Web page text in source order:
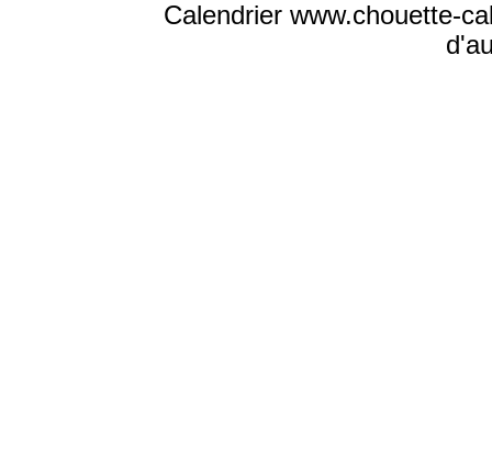
Calendrier www.chouette-